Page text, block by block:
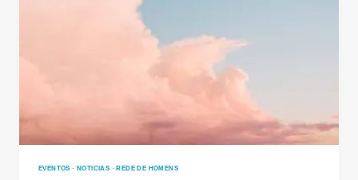
EVENTOS · NOTICIAS · REDE DE HOMENS